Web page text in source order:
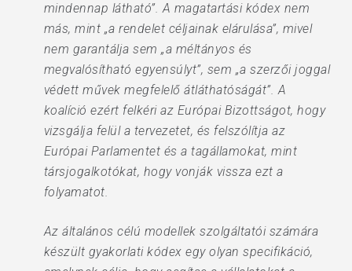
mindennap látható”. A magatartási kódex nem
más, mint „a rendelet céljainak elárulása”, mivel
nem garantálja sem „a méltányos és
megvalósítható egyensúlyt”, sem „a szerzői joggal
védett művek megfelelő átláthatóságát”. A
koalíció ezért felkéri az Európai Bizottságot, hogy
vizsgálja felül a tervezetet, és felszólítja az
Európai Parlamentet és a tagállamokat, mint
társjogalkotókat, hogy vonják vissza ezt a
folyamatot.
Az általános célú modellek szolgáltatói számára
készült gyakorlati kódex egy olyan specifikáció,